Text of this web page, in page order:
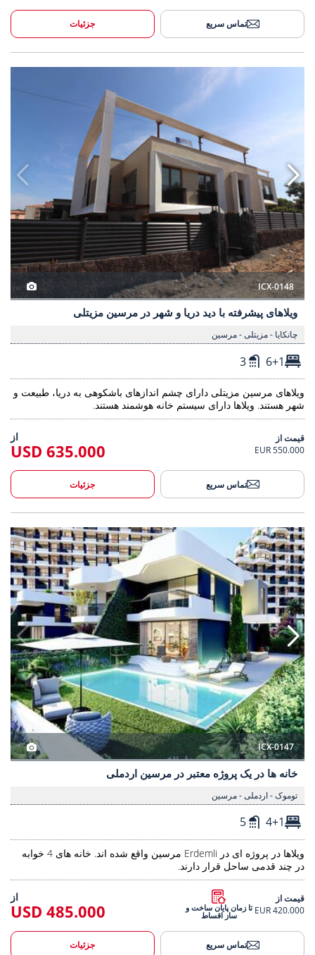
تماس سریع جزئیات
ویلاهای پیشرفته با دید دریا و شهر در مرسین مزیتلی 3
ICX-0148
ویلاهای پیشرفته با دید دریا و شهر در مرسین مزیتلی
چانکایا - مزیتلی - مرسین
6+1
3
ویلاهای مرسین مزیتلی دارای چشم اندازهای باشکوهی به دریا، طبیعت و
شهر هستند. ویلاها دارای سیستم خانه هوشمند هستند.
قیمت از
550.000 EUR
از
635.000 USD
تماس سریع جزئیات
خانه ها در یک یک پروژه معتبر در مرسین اردملی 3
ICX-0147
خانه ها در یک پروژه معتبر در مرسین اردملی
توموک - اردملی - مرسین
4+1
5
ویلاها در پروژه ای در Erdemli مرسین واقع شده اند. خانه های 4 خوابه
در چند قدمی ساحل قرار دارند.
قیمت از
420.000 EUR
تا زمان پایان ساخت و
ساز اقساط
از
485.000 USD
تماس سریع جزئیات